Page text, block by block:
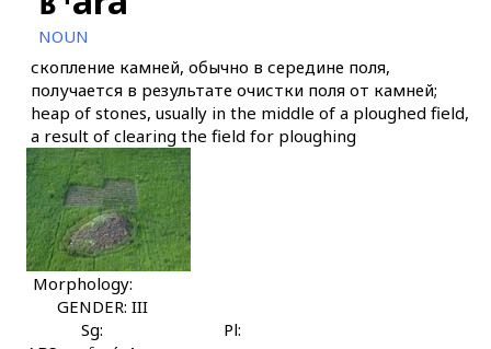
ʕadíllut
ʕalám
ʕaláʁuža
ʕaláːmat
ʕalχúl t'ant'
ʕamál
ʕamál abás
NOUN
скопление камней, обычно в середине поля,
получается в результате очистки поля от камней;
heap of stones, usually in the middle of a ploughed field,
a result of clearing the field for ploughing
Morphology:
GENDER: III
Sg:
Pl: